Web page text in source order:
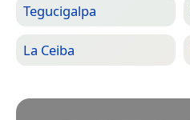
Tegucigalpa
La Ceiba